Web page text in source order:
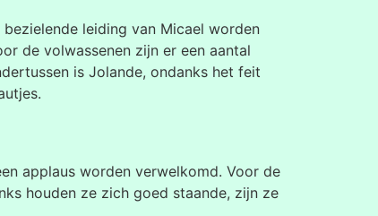
leiding van Micael worden
de volwassenen zijn er een aantal
is Jolande, ondanks het feit
applaus worden verwelkomd. Voor de
houden ze zich goed staande, zijn ze